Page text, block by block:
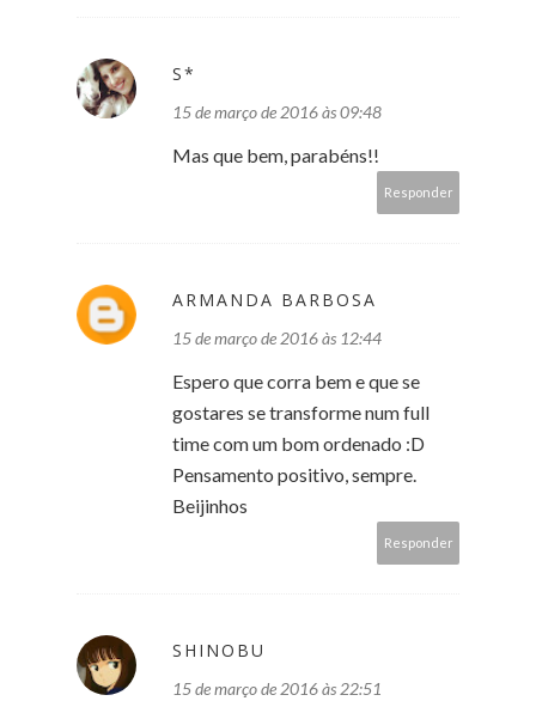
S*
15 de março de 2016 às 09:48
Mas que bem, parabéns!!
Responder
ARMANDA BARBOSA
15 de março de 2016 às 12:44
Espero que corra bem e que se
gostares se transforme num full
time com um bom ordenado :D
Pensamento positivo, sempre.
Beijinhos
Responder
SHINOBU
15 de março de 2016 às 22:51